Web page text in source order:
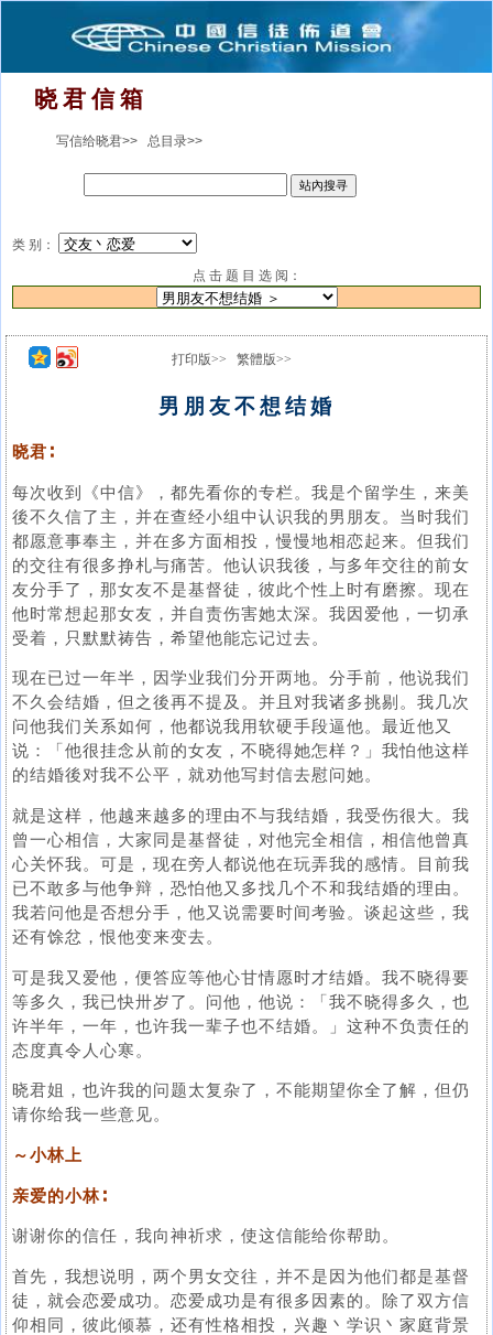
晓 君 信 箱
写信给晓君>> 总目录>>
类 别：
点 击 题 目 选 阅：
打印版>> 繁體版>>
男朋友不想结婚
晓君∶
每次收到《中信》，都先看你的专栏。我是个留学生，来美
後不久信了主，并在查经小组中认识我的男朋友。当时我们
都愿意事奉主，并在多方面相投，慢慢地相恋起来。但我们
的交往有很多挣札与痛苦。他认识我後，与多年交往的前女
友分手了，那女友不是基督徒，彼此个性上时有磨擦。现在
他时常想起那女友，并自责伤害她太深。我因爱他，一切承
受着，只默默祷告，希望他能忘记过去。
现在已过一年半，因学业我们分开两地。分手前，他说我们
不久会结婚，但之後再不提及。并且对我诸多挑剔。我几次
问他我们关系如何，他都说我用软硬手段逼他。最近他又
说：「他很挂念从前的女友，不晓得她怎样？」我怕他这样
的结婚後对我不公平，就劝他写封信去慰问她。
就是这样，他越来越多的理由不与我结婚，我受伤很大。我
曾一心相信，大家同是基督徒，对他完全相信，相信他曾真
心关怀我。可是，现在旁人都说他在玩弄我的感情。目前我
已不敢多与他争辩，恐怕他又多找几个不和我结婚的理由。
我若问他是否想分手，他又说需要时间考验。谈起这些，我
还有馀忿，恨他变来变去。
可是我又爱他，便答应等他心甘情愿时才结婚。我不晓得要
等多久，我已快卅岁了。问他，他说：「我不晓得多久，也
许半年，一年，也许我一辈子也不结婚。」这种不负责任的
态度真令人心寒。
晓君姐，也许我的问题太复杂了，不能期望你全了解，但仍
请你给我一些意见。
～小林上
亲爱的小林∶
谢谢你的信任，我向神祈求，使这信能给你帮助。
首先，我想说明，两个男女交往，并不是因为他们都是基督
徒，就会恋爱成功。恋爱成功是有很多因素的。除了双方信
仰相同，彼此倾慕，还有性格相投，兴趣丶学识丶家庭背景